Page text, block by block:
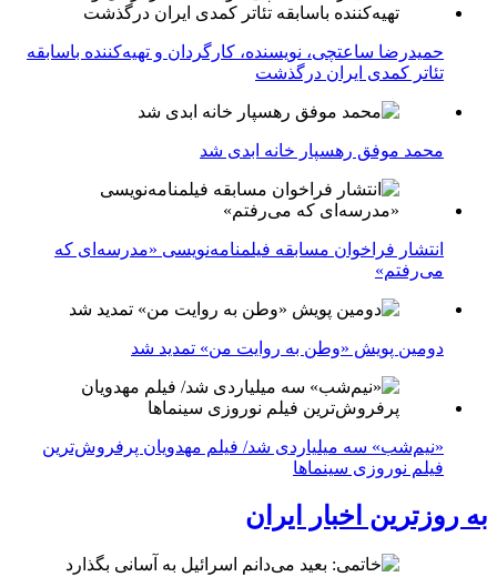
حمیدرضا ساعتچی، نویسنده، کارگردان و تهیه‌کننده باسابقه
تئاتر کمدی ایران درگذشت
محمد موفق رهسپار خانه ابدی شد
انتشار فراخوان مسابقه فیلمنامه‌نویسی «مدرسه‌ای که
می‌رفتم»
دومین پویش «وطن به روایت من» تمدید شد
«نیم‌شب» سه میلیاردی شد/ فیلم مهدویان پرفروش‌ترین
فیلم نوروزی سینماها
به روزترین اخبار ایران